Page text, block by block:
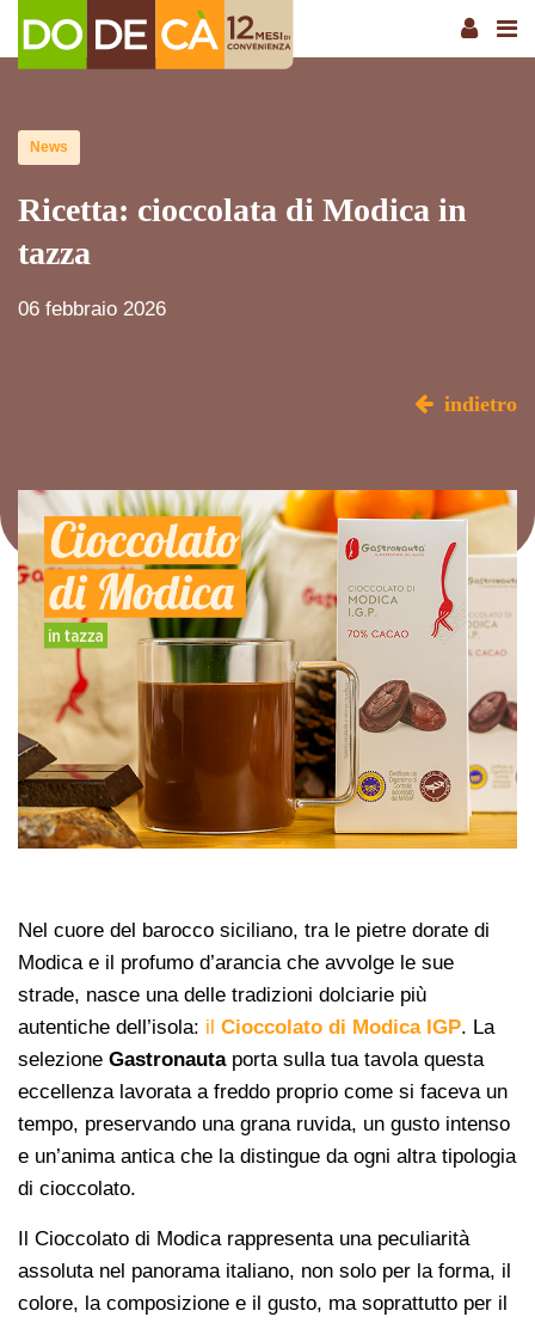
News
Ricetta: cioccolata di Modica in
tazza
06 febbraio 2026
indietro
Nel cuore del barocco siciliano, tra le pietre dorate di
Modica e il profumo d’arancia che avvolge le sue
strade, nasce una delle tradizioni dolciarie più
autentiche dell’isola: il Cioccolato di Modica IGP. La
selezione Gastronautaporta sulla tua tavola questa
eccellenza lavorata a freddo proprio come si faceva un
tempo, preservando una grana ruvida, un gusto intenso
e un’anima antica che la distingue da ogni altra tipologia
di cioccolato.
Il Cioccolato di Modica rappresenta una peculiarità
assoluta nel panorama italiano, non solo per la forma, il
colore, la composizione e il gusto, ma soprattutto per il